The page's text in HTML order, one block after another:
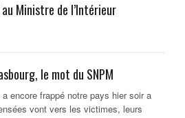
Ministre de l’Intérieur
le mot du SNPM
encore frappé notre pays hier soir a
vont vers les victimes, leurs